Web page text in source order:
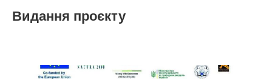
Видання проєкту